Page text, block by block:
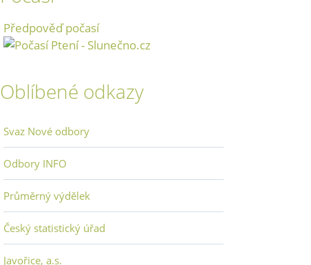
Předpověď počasí
Oblíbené odkazy
Svaz Nové odbory
Odbory INFO
Průměrný výdělek
Český statistický úřad
Javořice, a.s.